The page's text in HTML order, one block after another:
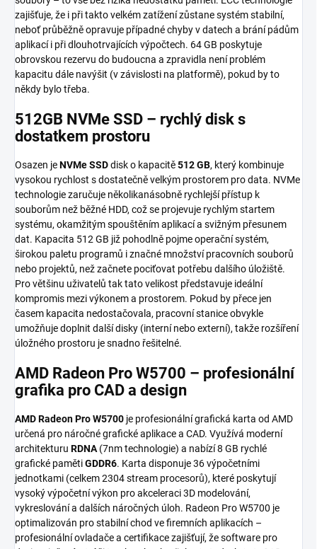
zajišťuje, že i při takto velkém zatížení zůstane systém stabilní,
neboť průběžně opravuje případné chyby v datech a brání pádům
aplikací i při dlouhotrvajících výpočtech. 64 GB poskytuje
obrovskou rezervu do budoucna a zpravidla není problém
kapacitu dále navýšit (v závislosti na platformě), pokud by to
někdy bylo třeba.
512GB NVMe SSD – rychlý disk s
dostatkem prostoru
Osazen jeNVMe SSDdisk o kapacitě512 GB, který kombinuje
vysokou rychlost s dostatečně velkým prostorem pro data. NVMe
technologie zaručuje několikanásobně rychlejší přístup k
souborům než běžné HDD, což se projevuje rychlým startem
systému, okamžitým spouštěním aplikací a svižným přesunem
dat. Kapacita 512 GB již pohodlně pojme operační systém,
širokou paletu programů i značné množství pracovních souborů
nebo projektů, než začnete pociťovat potřebu dalšího úložiště.
Pro většinu uživatelů tak tato velikost představuje ideální
kompromis mezi výkonem a prostorem. Pokud by přece jen
časem kapacita nedostačovala, pracovní stanice obvykle
umožňuje doplnit další disky (interní nebo externí), takže rozšíření
úložného prostoru je snadno řešitelné.
AMD Radeon Pro W5700 – profesionální
grafika pro CAD a design
AMD Radeon Pro W5700 je profesionální grafická karta od AMD
určená pro náročné grafické aplikace a CAD. Využívá moderní
architekturu RDNA(7nm technologie) a nabízí 8 GB rychlé
grafické pamětiGDDR6. Karta disponuje 36 výpočetními
jednotkami (celkem 2304 stream procesorů), které poskytují
vysoký výpočetní výkon pro akceleraci 3D modelování,
vykreslování a dalších náročných úloh. Radeon Pro W5700 je
optimalizován pro stabilní chod ve firemních aplikacích –
profesionální ovladače a certifikace zajišťují, že software pro